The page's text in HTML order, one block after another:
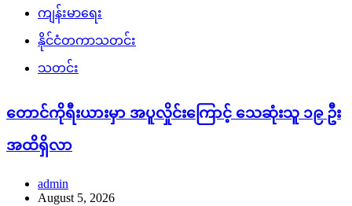
ကျန်းမာရေး
နိုင်ငံတကာသတင်း
သတင်း
တောင်ကိုရီးယားမှာ အပူလှိုင်းကြောင့် သေဆုံးသူ ၁၉ ဦး
အထိရှိလာ
admin
August 5, 2026